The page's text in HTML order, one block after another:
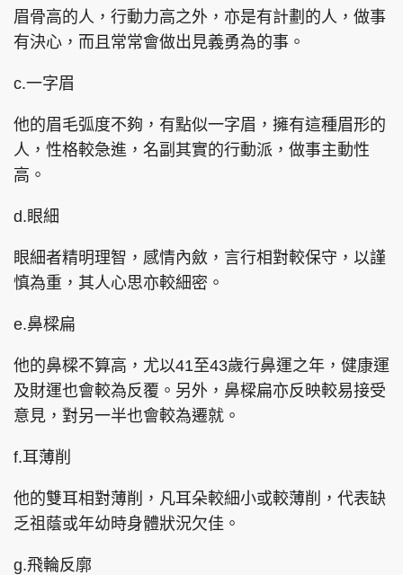
眉骨高的人，行動力高之外，亦是有計劃的人，做事
有決心，而且常常會做出見義勇為的事。
c.一字眉
他的眉毛弧度不夠，有點似一字眉，擁有這種眉形的
人，性格較急進，名副其實的行動派，做事主動性
高。
d.眼細
眼細者精明理智，感情內斂，言行相對較保守，以謹
慎為重，其人心思亦較細密。
e.鼻樑扁
他的鼻樑不算高，尤以41至43歲行鼻運之年，健康運
及財運也會較為反覆。另外，鼻樑扁亦反映較易接受
意見，對另一半也會較為遷就。
f.耳薄削
他的雙耳相對薄削，凡耳朵較細小或較薄削，代表缺
乏祖蔭或年幼時身體狀況欠佳。
g.飛輪反廓